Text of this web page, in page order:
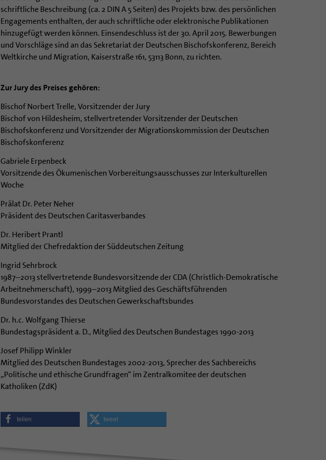
schriftliche Beschreibung (ca. 2 DIN A 5 Seiten) des Projekts bzw. des persönlichen
Engagements enthalten, der auch schriftliche oder elektronische Publikationen
hinzugefügt werden können. Einsendeschluss ist der 30. April 2015. Bewerbungen
und Vorschläge sind an das Sekretariat der Deutschen Bischofskonferenz, Bereich
Weltkirche und Migration, Kaiserstraße 161, 53113 Bonn, zu richten.
Zur Jury des Preises gehören:
Bischof Norbert Trelle, Vorsitzender der Jury
Bischof von Hildesheim, stellvertretender Vorsitzender der Deutschen
Bischofskonferenz und Vorsitzender der Migrationskommission der Deutschen
Bischofskonferenz
Gabriele Erpenbeck
Vorsitzende des Ökumenischen Vorbereitungsausschusses zur Interkulturellen
Woche
Prälat Dr. Peter Neher
Präsident des Deutschen Caritasverbandes
Dr. Heribert Prantl
Mitglied der Chefredaktion der Süddeutschen Zeitung
Ingrid Sehrbrock
1987–2013 stellvertretende Bundesvorsitzende der CDA (Christlich-Demokratische
Arbeitnehmerschaft), 1999–2013 Mitglied des Geschäftsführenden
Bundesvorstandes des Deutschen Gewerkschaftsbundes
Dr. h.c. Wolfgang Thierse
Bundestagspräsident a. D., Mitglied des Deutschen Bundestages 1990-2013
Josef Philipp Winkler
Mitglied des Deutschen Bundestages 2002-2013, Sprecher des Sachbereichs
„Politische und ethische Grundfragen“ im Zentralkomitee der deutschen
Katholiken (ZdK)
teilen tweet